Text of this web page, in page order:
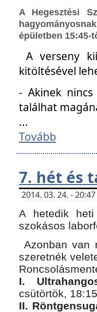
A Hegesztési
épületben 15:45-
A verseny
kitöltésével
- Akinek
találhat
...
Tovább
7. hét és
2014. 03. 24. -
A hetedik
szokásos
Azonban van
szeretnék
I.
csütörtök,
II.